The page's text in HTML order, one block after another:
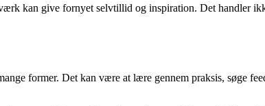
kan give fornyet selvtillid og inspiration. Det handler
former. Det kan være at lære gennem praksis, søge